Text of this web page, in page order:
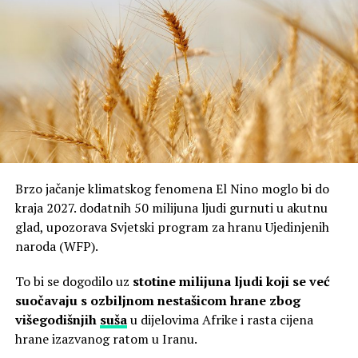
Prosječna cijena stana dosegnula je 9.332 eura po
četvornom metru, što je 6,3 posto više nego lani i 14
posto više nego prije dvije godine.
7. Amsterdam: prosječna cijena
9.437 €/m²
Amsterdamska četvrt kanala iz 17. stoljeća postala je
jedna od najskupljih stambenih lokacija u Europi.
Kronični nedostatak stanova, stroga urbanistička pravila
i snažna međunarodna potražnja i dalje guraju cijene
prema gore.
Prosječna cijena stana
iznosi 9.437 eura po četvornom
metru, uz godišnji rast od 13 posto.
Brzo jačanje klimatskog fenomena El Nino moglo bi do
kraja 2027. dodatnih 50 milijuna ljudi gurnuti u akutnu
glad, upozorava Svjetski program za hranu Ujedinjenih
naroda (WFP).
To bi se dogodilo uz stotine milijuna ljudi koji se već
suočavaju s ozbiljnom nestašicom hrane zbog
višegodišnjih sušau dijelovima Afrike i rasta cijena
hrane izazvanog ratom u Iranu.